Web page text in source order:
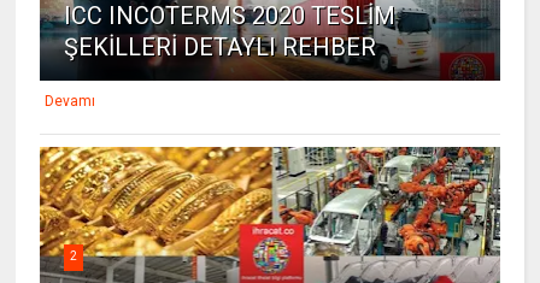
ICC INCOTERMS 2020 TESLİM
ŞEKİLLERİ DETAYLI REHBER
Devamı
2